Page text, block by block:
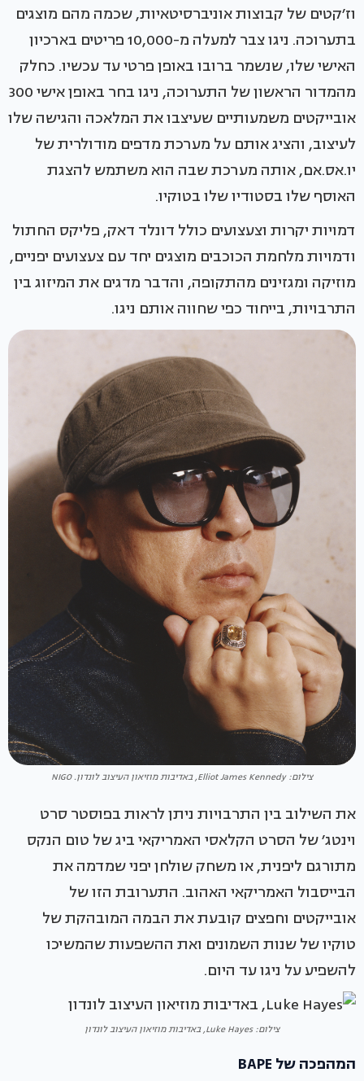
וז׳קטים של קבוצות אוניברסיטאיות, שכמה מהם מוצגים
בתערוכה. ניגו צבר למעלה מ-10,000 פריטים בארכיון
האישי שלו, שנשמר ברובו באופן פרטי עד עכשיו. כחלק
מהמדור הראשון של התערוכה, ניגו בחר באופן אישי 300
אובייקטים משמעותיים שעיצבו את המלאכה והגישה שלו
לעיצוב, והציג אותם על מערכת מדפים מודולרית של
יו.אס.אם, אותה מערכת שבה הוא משתמש להצגת
האוסף שלו בסטודיו שלו בטוקיו.
דמויות יקרות וצעצועים כולל דונלד דאק, פליקס החתול
ודמויות מלחמת הכוכבים מוצגים יחד עם צעצועים יפניים,
מוזיקה ומגזינים מהתקופה, והדבר מדגים את המיזוג בין
התרבויות, בייחוד כפי שחווה אותם ניגו.
צילום: Elliot James Kennedy, באדיבות מוזיאון העיצוב לונדון. NIGO
את השילוב בין התרבויות ניתן לראות בפוסטר סרט
וינטג׳ של הסרט הקלאסי האמריקאי ביג של טום הנקס
מתורגם ליפנית, או משחק שולחן יפני שמדמה את
הבייסבול האמריקאי האהוב. התערובת הזו של
אובייקטים וחפצים קובעת את הבמה המובהקת של
טוקיו של שנות השמונים ואת ההשפעות שהמשיכו
להשפיע על ניגו עד היום.
צילום: Luke Hayes, באדיבות מוזיאון העיצוב לונדון
המהפכה של BAPE